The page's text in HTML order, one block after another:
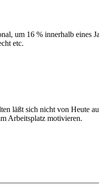
um 16 % innerhalb
etc.
läßt sich nicht von Heute
Arbeitsplatz motivieren.